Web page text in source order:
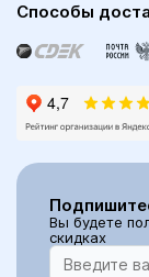
Способы
Вы будете
скидках